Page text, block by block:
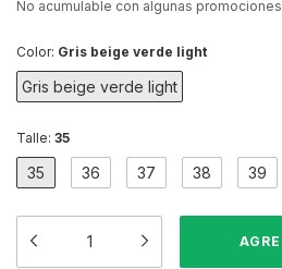
No acumulable con algunas promociones
Color: Gris beige verde light
Gris beige verde light
Talle: 35
35 36 37 38 39